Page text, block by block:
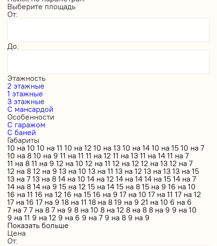
Выберите площадь
От:
До:
Этажность
2 этажные
1 этажные
3 этажные
С мансардой
Особенности
С гаражом
С баней
Габариты
10 на 10 10 на 11 10 на 12 10 на 13 10 на 14 10 на 15 10 на 7
10 на 8 10 на 9 11 на 11 11 на 12 11 на 13 11 на 14 11 на 7
11 на 8 11 на 9 12 на 10 12 на 11 12 на 12 12 на 13 12 на 7
12 на 8 12 на 9 13 на 10 13 на 11 13 на 12 13 на 13 13 на 15
13 на 7 13 на 8 14 на 10 14 на 12 14 на 14 14 на 15 14 на 7
14 на 8 14 на 9 15 на 12 15 на 14 15 на 8 15 на 9 16 на 10
16 на 11 16 на 12 16 на 15 16 на 9 17 на 10 17 на 11 17 на 12
17 на 16 17 на 9 18 на 11 18 на 8 19 на 9 21 на 10 6 на 6
7 на 7 7 на 8 7 на 9 8 на 10 8 на 12 8 на 8 8 на 9 9 на 10
9 на 11 9 на 12 9 на 6 9 на 7 9 на 8 9 на 9
Показать больше
Цена
От: